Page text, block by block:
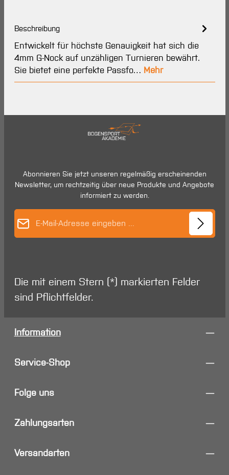
Beschreibung
Entwickelt für höchste Genauigkeit hat sich die
4mm G-Nock auf unzähligen Turnieren bewährt.
Sie bietet eine perfekte Passfo… Mehr
Abonnieren Sie jetzt unseren regelmäßig erscheinenden
Newsletter, um rechtzeitig über neue Produkte und Angebote
informiert zu werden.
Die mit einem Stern (*) markierten Felder
sind Pflichtfelder.
Information
Service-Shop
Folge uns
Zahlungsarten
Versandarten